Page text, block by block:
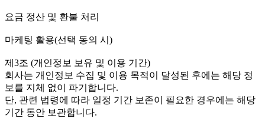
요금 정산 및 환불 처리
마케팅 활용(선택 동의 시)
제3조 (개인정보 보유 및 이용 기간)
회사는 개인정보 수집 및 이용 목적이 달성된 후에는 해당 정
보를 지체 없이 파기합니다.
단, 관련 법령에 따라 일정 기간 보존이 필요한 경우에는 해당
기간 동안 보관합니다.